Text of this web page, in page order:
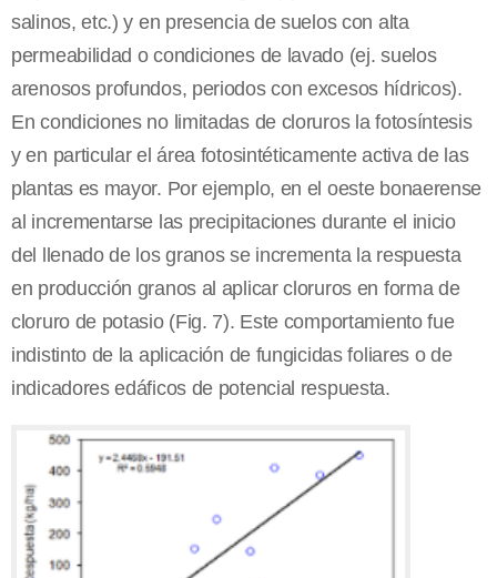
salinos, etc.) y en presencia de suelos con alta
permeabilidad o condiciones de lavado (ej. suelos
arenosos profundos, periodos con excesos hídricos).
En condiciones no limitadas de cloruros la fotosíntesis
y en particular el área fotosintéticamente activa de las
plantas es mayor. Por ejemplo, en el oeste bonaerense
al incrementarse las precipitaciones durante el inicio
del llenado de los granos se incrementa la respuesta
en producción granos al aplicar cloruros en forma de
cloruro de potasio (Fig. 7). Este comportamiento fue
indistinto de la aplicación de fungicidas foliares o de
indicadores edáficos de potencial respuesta.